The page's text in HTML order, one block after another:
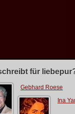
für
Gebhard Roese
Ina